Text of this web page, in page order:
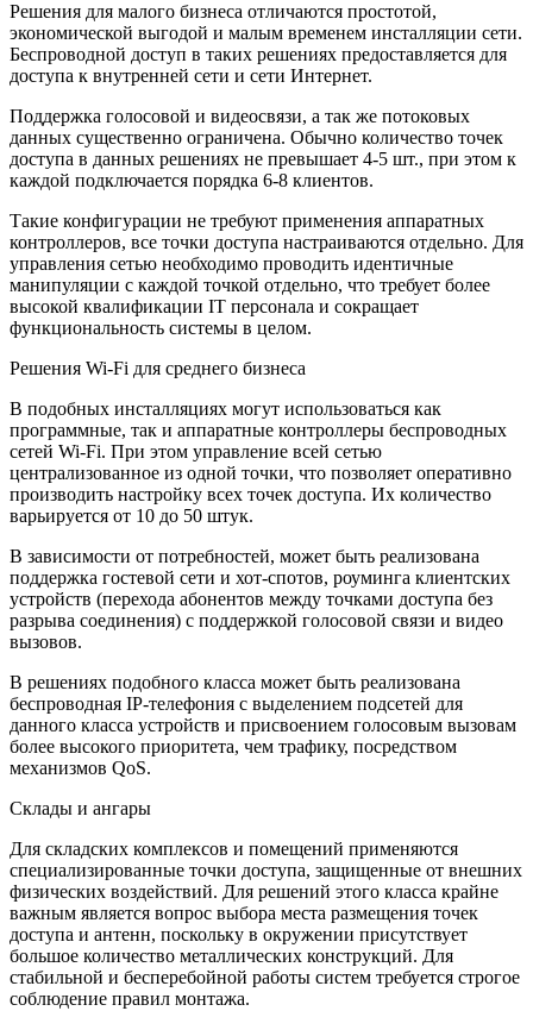
Решения для малого бизнеса отличаются простотой,
экономической выгодой и малым временем инсталляции сети.
Беспроводной доступ в таких решениях предоставляется для
доступа к внутренней сети и сети Интернет.
Поддержка голосовой и видеосвязи, а так же потоковых
данных существенно ограничена. Обычно количество точек
доступа в данных решениях не превышает 4-5 шт., при этом к
каждой подключается порядка 6-8 клиентов.
Такие конфигурации не требуют применения аппаратных
контроллеров, все точки доступа настраиваются отдельно. Для
управления сетью необходимо проводить идентичные
манипуляции с каждой точкой отдельно, что требует более
высокой квалификации IT персонала и сокращает
функциональность системы в целом.
Решения Wi-Fi для среднего бизнеса
В подобных инсталляциях могут использоваться как
программные, так и аппаратные контроллеры беспроводных
сетей Wi-Fi. При этом управление всей сетью
централизованное из одной точки, что позволяет оперативно
производить настройку всех точек доступа. Их количество
варьируется от 10 до 50 штук.
В зависимости от потребностей, может быть реализована
поддержка гостевой сети и хот-спотов, роуминга клиентских
устройств (перехода абонентов между точками доступа без
разрыва соединения) с поддержкой голосовой связи и видео
вызовов.
В решениях подобного класса может быть реализована
беспроводная IP-телефония с выделением подсетей для
данного класса устройств и присвоением голосовым вызовам
более высокого приоритета, чем трафику, посредством
механизмов QoS.
Склады и ангары
Для складских комплексов и помещений применяются
специализированные точки доступа, защищенные от внешних
физических воздействий. Для решений этого класса крайне
важным является вопрос выбора места размещения точек
доступа и антенн, поскольку в окружении присутствует
большое количество металлических конструкций. Для
стабильной и бесперебойной работы систем требуется строгое
соблюдение правил монтажа.